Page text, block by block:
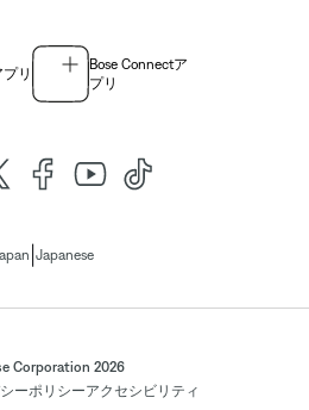
リ
Bose Connectア
プリ
Japanese
Corporation 2026
ーポリシーアクセシビリティ